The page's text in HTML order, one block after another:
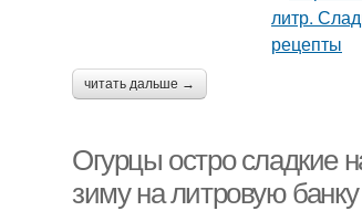
читать дальше →
Огурцы остро сладкие
зиму на литровую банку